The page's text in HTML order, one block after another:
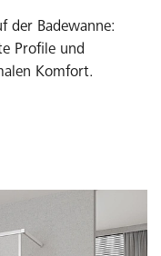
der Badewanne:
Profile und
Komfort.